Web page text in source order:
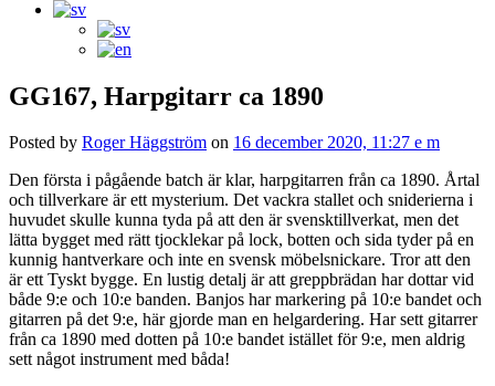
GG167, Harpgitarr ca 1890
Posted by Roger Häggström on 16 december 2020, 11:27 e m
Den första i pågående batch är klar, harpgitarren från ca 1890. Årtal
och tillverkare är ett mysterium. Det vackra stallet och sniderierna i
huvudet skulle kunna tyda på att den är svensktillverkat, men det
lätta bygget med rätt tjocklekar på lock, botten och sida tyder på en
kunnig hantverkare och inte en svensk möbelsnickare. Tror att den
är ett Tyskt bygge. En lustig detalj är att greppbrädan har dottar vid
både 9:e och 10:e banden. Banjos har markering på 10:e bandet och
gitarren på det 9:e, här gjorde man en helgardering. Har sett gitarrer
från ca 1890 med dotten på 10:e bandet istället för 9:e, men aldrig
sett något instrument med båda!